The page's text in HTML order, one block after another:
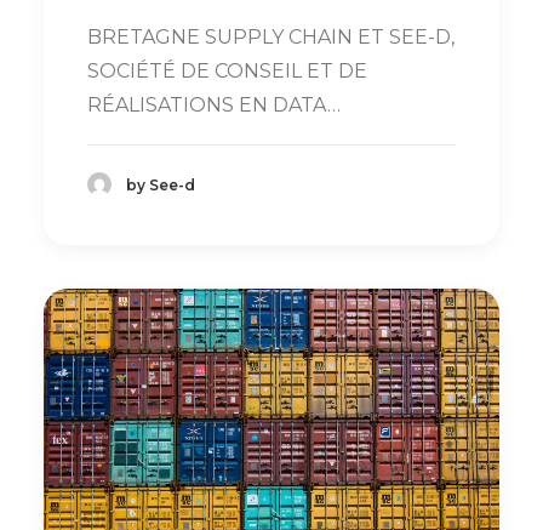
BRETAGNE SUPPLY CHAIN ET SEE-D,
SOCIÉTÉ DE CONSEIL ET DE
RÉALISATIONS EN DATA…
by See-d